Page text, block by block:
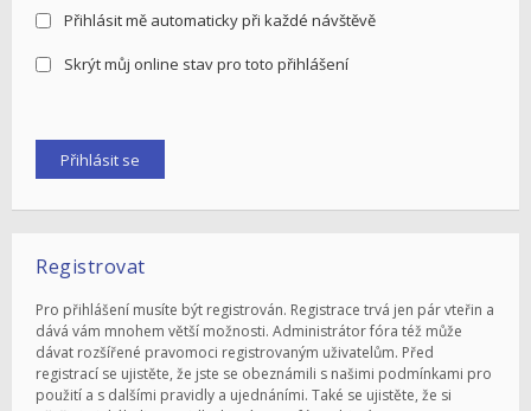
Přihlásit mě automaticky při každé návštěvě
Skrýt můj online stav pro toto přihlášení
Registrovat
Pro přihlášení musíte být registrován. Registrace trvá jen pár vteřin a
dává vám mnohem větší možnosti. Administrátor fóra též může
dávat rozšířené pravomoci registrovaným uživatelům. Před
registrací se ujistěte, že jste se obeznámili s našimi podmínkami pro
použití a s dalšími pravidly a ujednáními. Také se ujistěte, že si